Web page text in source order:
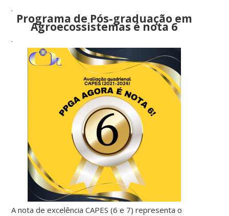
.
Programa de Pós-graduação em
Agroecossistemas é nota 6
.
A nota de excelência CAPES (6 e 7) representa o